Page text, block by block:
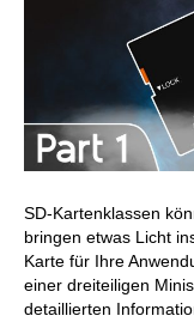
SD-Kartenklassen
bringen etwas Licht
Karte für Ihre
einer dreiteiligen
detaillierten